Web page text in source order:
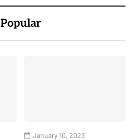
Popular
January 10, 2023